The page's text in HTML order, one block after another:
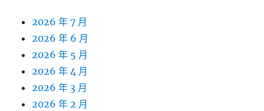
2026 年 7 月
2026 年 6 月
2026 年 5 月
2026 年 4 月
2026 年 3 月
2026 年 2 月